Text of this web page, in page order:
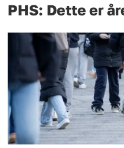
PHS: Dette er